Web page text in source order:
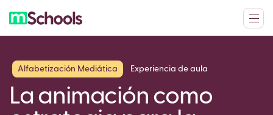
Alfabetización Mediática Experiencia de aula
La animación como